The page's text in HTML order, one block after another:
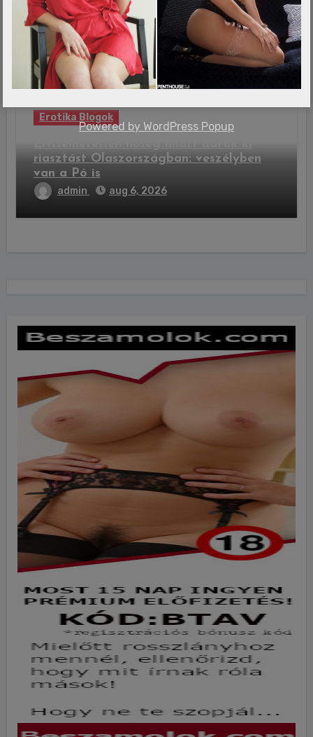
ezek a vármegyék érintettek
admin aug 6, 2026
Erotika Blogok
riasztást Olaszországban: veszélyben
van a Pó is
admin aug 6, 2026
Powered by WordPress Popup